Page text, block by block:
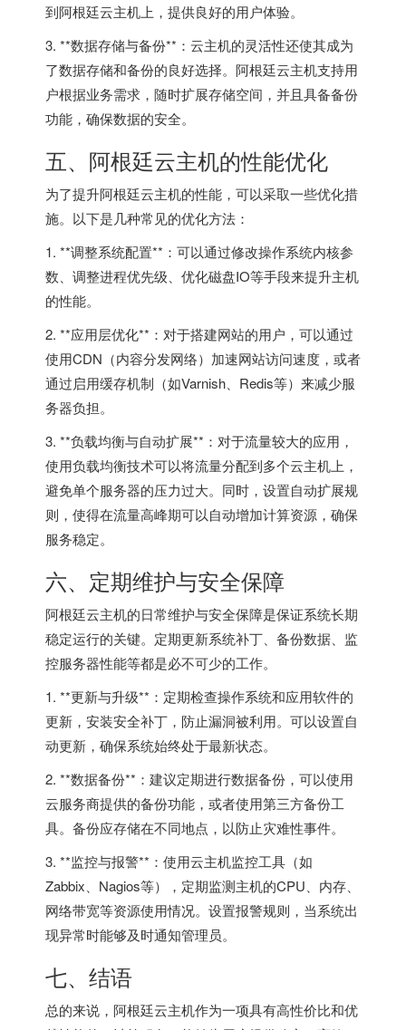
到阿根廷云主机上，提供良好的用户体验。
3. **数据存储与备份**：云主机的灵活性还使其成为
了数据存储和备份的良好选择。 阿根廷云主机支持用
户根据业务需求，随时扩展存储空间，并且具备备份
功能，确保数据的安全。
五、阿根廷云主机的性能优化
为了提升阿根廷云主机的性能，可以采取一些优化措
施。以下是几种常见的优化方法：
1. **调整系统配置**：可以通过修改操作系统内核参
数、调整进程优先级、优化磁盘IO等手段来提升主机
的性能。
2. **应用层优化**：对于搭建网站的用户，可以通过
使用CDN（内容分发网络）加速网站访问速度，或者
通过启用缓存机制（如Varnish、Redis等）来减少服
务器负担。
3. **负载均衡与自动扩展**：对于流量较大的应用，
使用负载均衡技术可以将流量分配到多个云主机上，
避免单个服务器的压力过大。同时，设置自动扩展规
则，使得在流量高峰期可以自动增加计算资源，确保
服务稳定。
六、定期维护与安全保障
阿根廷云主机的日常维护与安全保障是保证系统长期
稳定运行的关键。定期更新系统补丁、备份数据、监
控服务器性能等都是必不可少的工作。
1. **更新与升级**：定期检查操作系统和应用软件的
更新，安装安全补丁，防止漏洞被利用。可以设置自
动更新，确保系统始终处于最新状态。
2. **数据备份**：建议定期进行数据备份，可以使用
云服务商提供的备份功能，或者使用第三方备份工
具。备份应存储在不同地点，以防止灾难性事件。
3. **监控与报警**：使用云主机监控工具（如
Zabbix、Nagios等），定期监测主机的CPU、内存、
网络带宽等资源使用情况。设置报警规则，当系统出
现异常时能够及时通知管理员。
七、结语
总的来说，阿根廷云主机作为一项具有高性价比和优